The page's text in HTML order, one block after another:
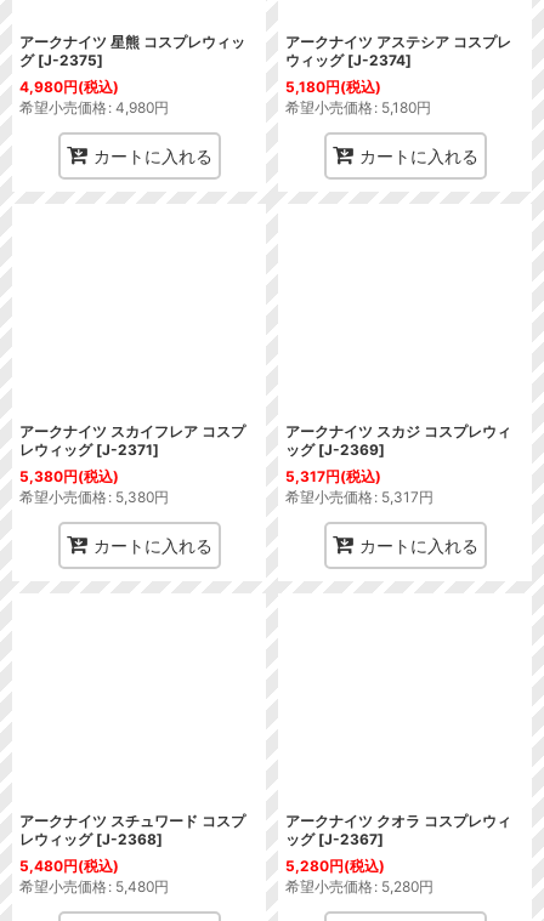
アークナイツ 星熊 コスプレウィッ
グ [J-2375]
4,980円(税込)
希望小売価格: 4,980円
カートに入れる
アークナイツ アステシア コスプレ
ウィッグ [J-2374]
5,180円(税込)
希望小売価格: 5,180円
カートに入れる
アークナイツ スカイフレア コスプ
レウィッグ [J-2371]
5,380円(税込)
希望小売価格: 5,380円
カートに入れる
アークナイツ スカジ コスプレウィ
ッグ [J-2369]
5,317円(税込)
希望小売価格: 5,317円
カートに入れる
アークナイツ スチュワード コスプ
レウィッグ [J-2368]
5,480円(税込)
希望小売価格: 5,480円
アークナイツ クオラ コスプレウィ
ッグ [J-2367]
5,280円(税込)
希望小売価格: 5,280円